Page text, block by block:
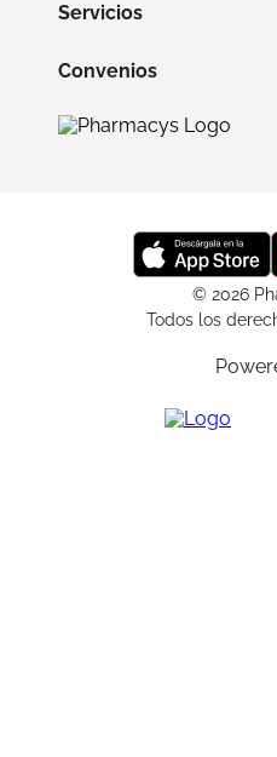
Servicios
Convenios
© 2026
Todos los